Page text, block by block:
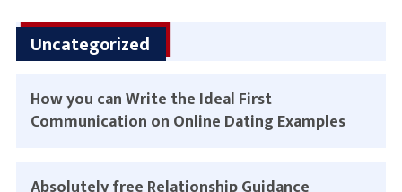
Uncategorized
How you can Write the Ideal First
Communication on Online Dating Examples